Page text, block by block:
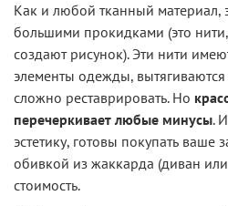
Как и любой тканный материал,
большими прокидками (это
создают рисунок). Эти нити
элементы одежды,
сложно реставрировать. Но
перечеркивает любые минусы.
эстетику, готовы покупать ваше
обивкой из жаккарда (диван
стоимость.